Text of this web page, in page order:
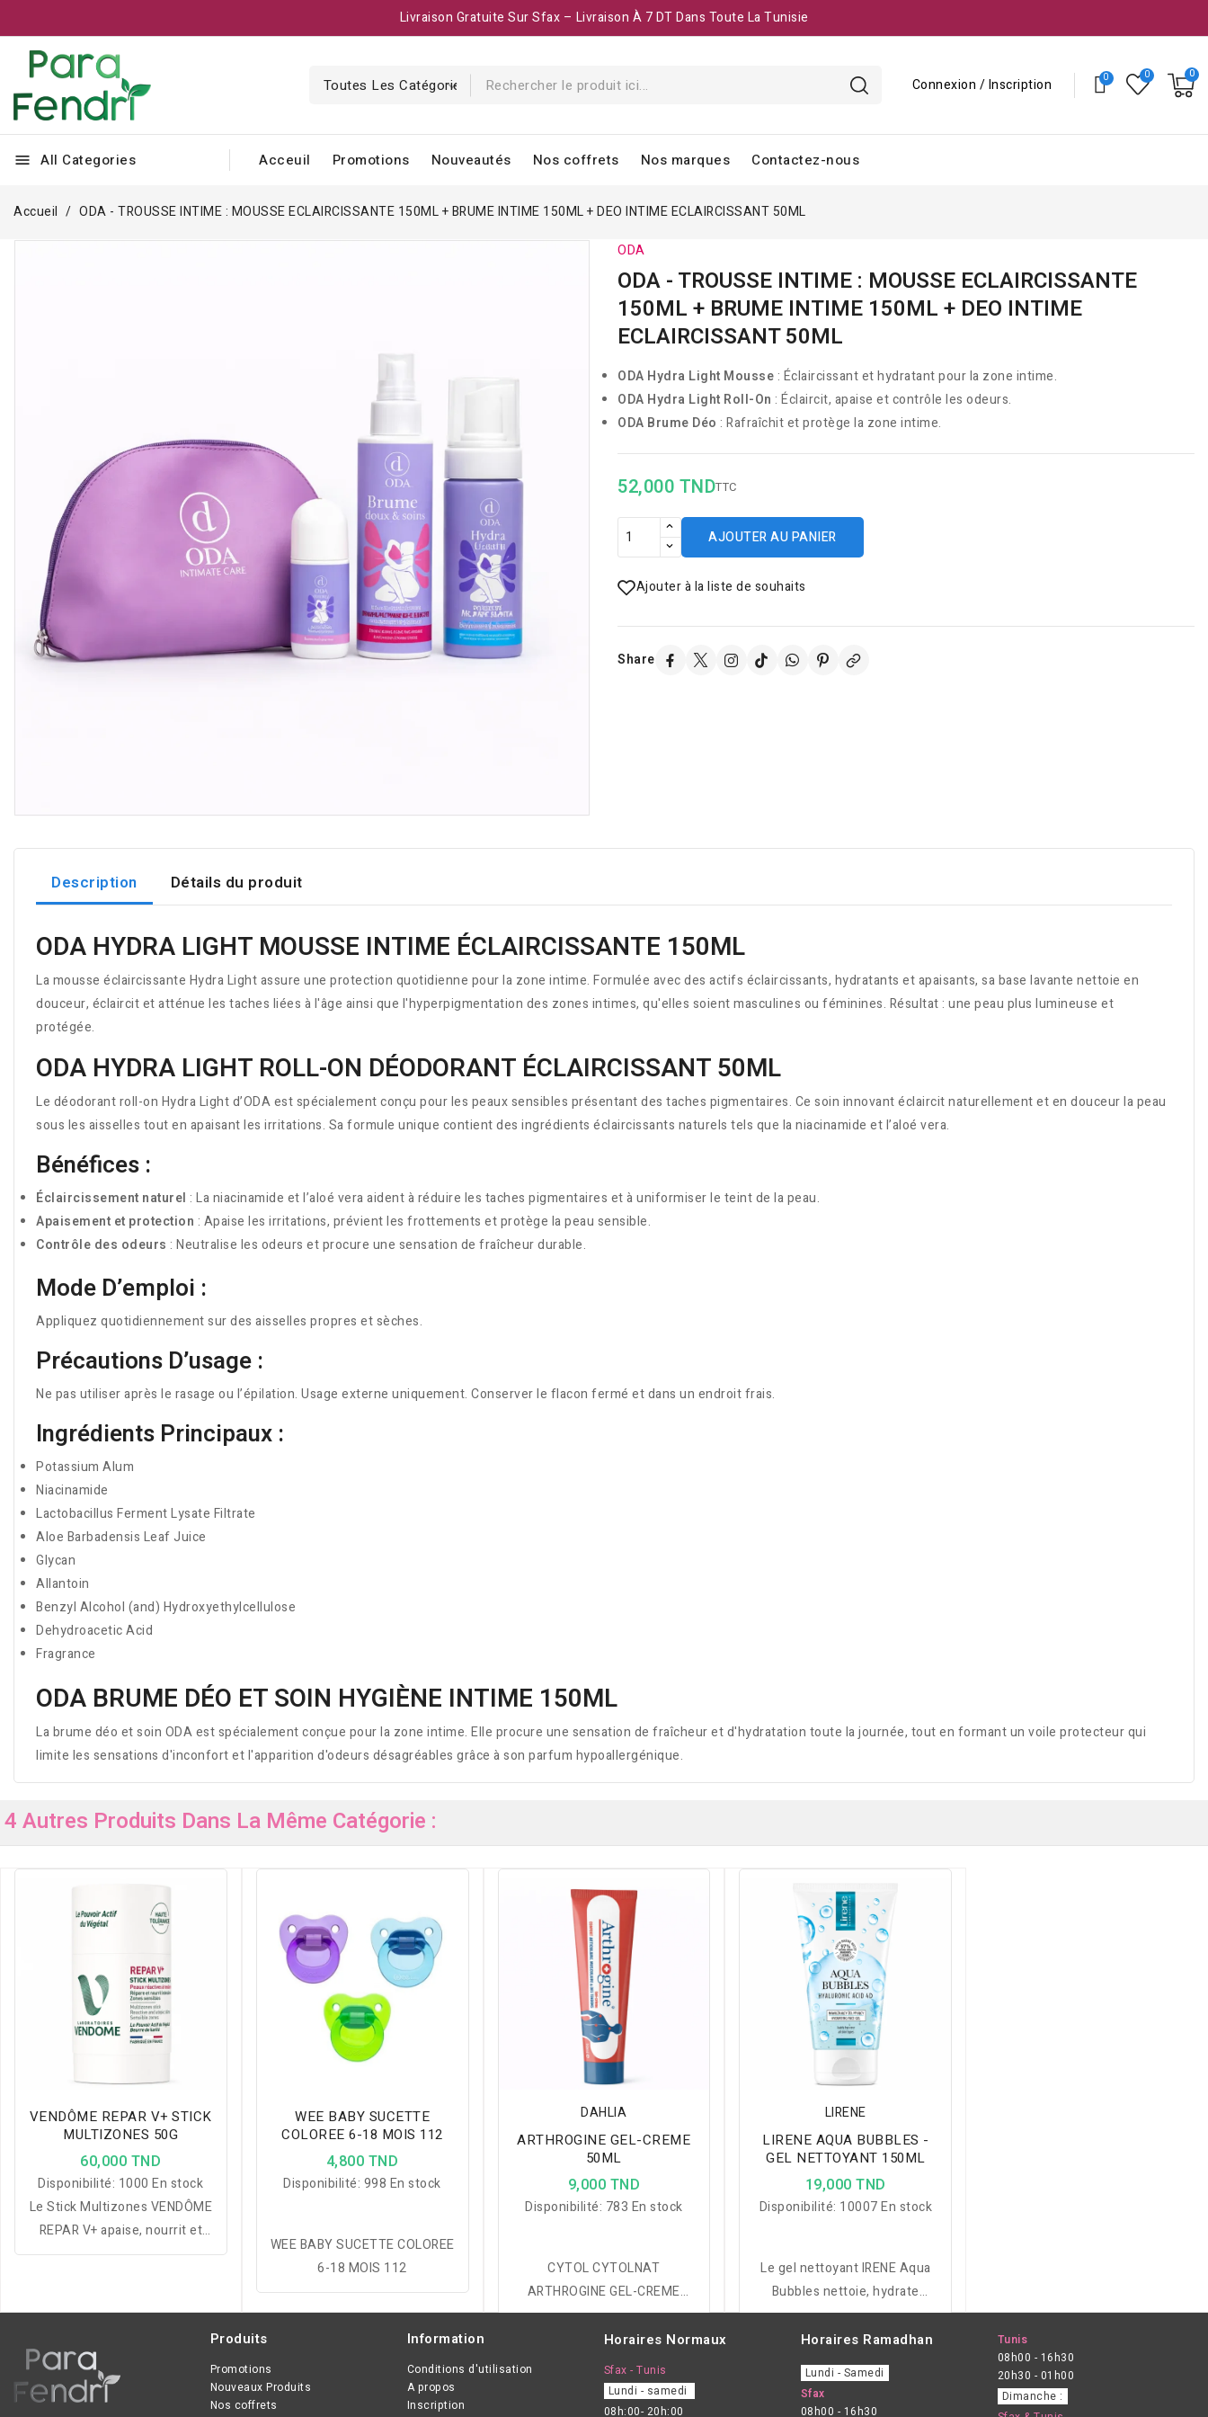
Livraison Gratuite Sur Sfax – Livraison À 7 DT Dans Toute La Tunisie
Connexion / Inscription
menu All Categories Acceuil Promotions Nouveautés Nos coffrets Nos marques Contactez-nous
Accueil ODA - TROUSSE INTIME : MOUSSE ECLAIRCISSANTE 150ML + BRUME INTIME 150ML + DEO INTIME ECLAIRCISSANT 50ML
ODA
ODA - TROUSSE INTIME : MOUSSE ECLAIRCISSANTE
150ML + BRUME INTIME 150ML + DEO INTIME
ECLAIRCISSANT 50ML
ODA Hydra Light Mousse : Éclaircissant et hydratant pour la zone intime.
ODA Hydra Light Roll-On : Éclaircit, apaise et contrôle les odeurs.
ODA Brume Déo : Rafraîchit et protège la zone intime.
52,000 TNDTTC
AJOUTER AU PANIER
Ajouter à la liste de souhaits
Share
Description Détails du produit
ODA HYDRA LIGHT MOUSSE INTIME ÉCLAIRCISSANTE 150ML
La mousse éclaircissante Hydra Light assure une protection quotidienne pour la zone intime. Formulée avec des actifs éclaircissants, hydratants et apaisants, sa base lavante nettoie en
douceur, éclaircit et atténue les taches liées à l'âge ainsi que l'hyperpigmentation des zones intimes, qu'elles soient masculines ou féminines. Résultat : une peau plus lumineuse et
protégée.
ODA HYDRA LIGHT ROLL-ON DÉODORANT ÉCLAIRCISSANT 50ML
Le déodorant roll-on Hydra Light d’ODA est spécialement conçu pour les peaux sensibles présentant des taches pigmentaires. Ce soin innovant éclaircit naturellement et en douceur la peau
sous les aisselles tout en apaisant les irritations. Sa formule unique contient des ingrédients éclaircissants naturels tels que la niacinamide et l’aloé vera.
Bénéfices :
Éclaircissement naturel : La niacinamide et l’aloé vera aident à réduire les taches pigmentaires et à uniformiser le teint de la peau.
Apaisement et protection : Apaise les irritations, prévient les frottements et protège la peau sensible.
Contrôle des odeurs : Neutralise les odeurs et procure une sensation de fraîcheur durable.
Mode D’emploi :
Appliquez quotidiennement sur des aisselles propres et sèches.
Précautions D’usage :
Ne pas utiliser après le rasage ou l’épilation. Usage externe uniquement. Conserver le flacon fermé et dans un endroit frais.
Ingrédients Principaux :
Potassium Alum
Niacinamide
Lactobacillus Ferment Lysate Filtrate
Aloe Barbadensis Leaf Juice
Glycan
Allantoin
Benzyl Alcohol (and) Hydroxyethylcellulose
Dehydroacetic Acid
Fragrance
ODA BRUME DÉO ET SOIN HYGIÈNE INTIME 150ML
La brume déo et soin ODA est spécialement conçue pour la zone intime. Elle procure une sensation de fraîcheur et d'hydratation toute la journée, tout en formant un voile protecteur qui
limite les sensations d'inconfort et l'apparition d'odeurs désagréables grâce à son parfum hypoallergénique.
4 Autres Produits Dans La Même Catégorie :
VENDÔME REPAR V+ STICK
MULTIZONES 50G
60,000 TND
Disponibilité: 1000 En stock
Le Stick Multizones VENDÔME
REPAR V+ apaise, nourrit et
répare les zones sensibles des
renforcée.
WEE BABY SUCETTE
COLOREE 6-18 MOIS 112
4,800 TND
Disponibilité: 998 En stock
WEE BABY SUCETTE COLOREE
6-18 MOIS 112
DAHLIA
ARTHROGINE GEL-CREME
50ML
9,000 TND
Disponibilité: 783 En stock
CYTOL CYTOLNAT
ARTHROGINE GEL-CREME
50ML
LIRENE
LIRENE AQUA BUBBLES -
GEL NETTOYANT 150ML
19,000 TND
Disponibilité: 10007 En stock
Le gel nettoyant IRENE Aqua
Bubbles nettoie, hydrate
intensément et revitalise tous
types de peau grâce à sa
formule enrichie en acide
hyaluronique, eau marine et
vitamines.
Produits
Promotions
Nouveaux Produits
Nos coffrets
Information
Conditions d'utilisation
A propos
Inscription
Horaires Normaux
Sfax - Tunis
Lundi - samedi
08h:00- 20h:00
Horaires Ramadhan
Lundi - Samedi
Sfax
08h00 - 16h30
Tunis
08h00 - 16h30
20h30 - 01h00
Dimanche :